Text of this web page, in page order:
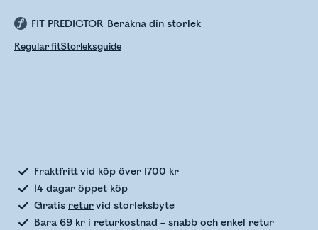
FIT PREDICTOR Beräkna din storlek
Regular fitStorleksguide
Fraktfritt vid köp över 1700 kr
14 dagar öppet köp
Gratis returvid storleksbyte
Bara 69 kr i returkostnad – snabb och enkel retur